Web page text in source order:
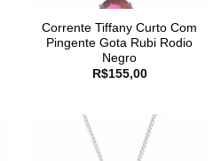
Corrente Tiffany Curto Com
Pingente Gota Rubi Rodio
Negro
R$155,00